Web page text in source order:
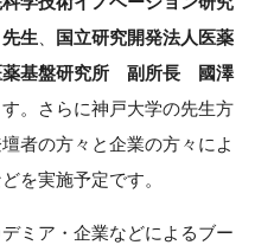
生、
国立研究開発法人医薬
薬基盤研究所 副所長 國澤
。さらに神戸大学の先生方
者の方々と企業の方々によ
を実施予定です。
ミア・企業などによるブー